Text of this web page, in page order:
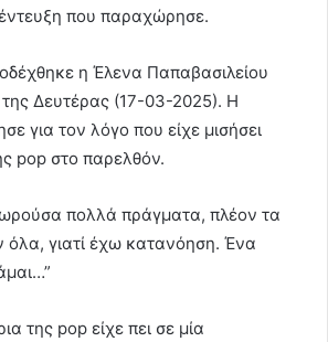
που παραχώρησε.
η Έλενα Παπαβασιλείου
της Δευτέρας (17-03-2025). Η
για τον λόγο που είχε μισήσει
pop στο παρελθόν.
πολλά πράγματα, πλέον τα
γιατί έχω κατανόηση. Ένα
της pop είχε πει σε μία